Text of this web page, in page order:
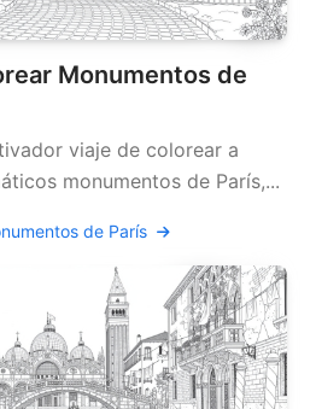
Monumentos de
viaje de colorear a
monumentos de París,...
de París